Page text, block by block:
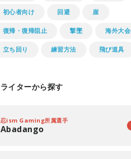
初心者向け 回避 崖
復帰・復帰阻止 撃墜 海外大会
立ち回り 練習方法 飛び道具
ライターから探す
忍ism Gaming所属選手
Abadango